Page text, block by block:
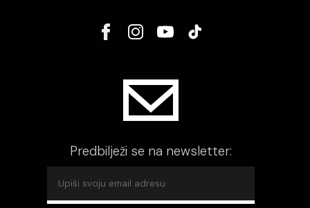
Predbilježi se na newsletter: